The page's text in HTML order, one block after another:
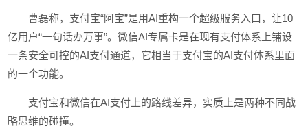
曹磊称，支付宝“阿宝”是用AI重构一个超级服务入口，让10
亿用户“一句话办万事”。微信AI专属卡是在现有支付体系上铺设
一条安全可控的AI支付通道，它相当于支付宝的AI支付体系里面
的一个功能。
支付宝和微信在AI支付上的路线差异，实质上是两种不同战
略思维的碰撞。